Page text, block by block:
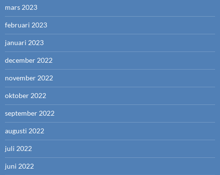
mars 2023
februari 2023
januari 2023
december 2022
november 2022
oktober 2022
september 2022
augusti 2022
juli 2022
juni 2022